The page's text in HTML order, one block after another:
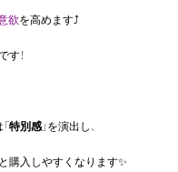
欲を高めます⤴️
す！
特別感」を演出し、
と購入しやすくなります✨